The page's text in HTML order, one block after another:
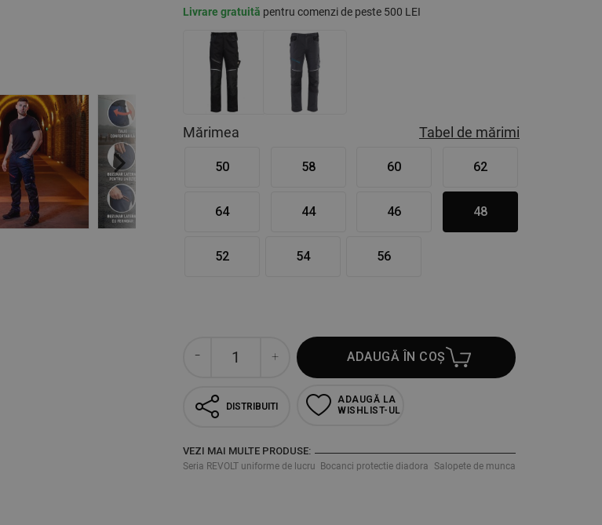
Next
Livrare gratuită pentru comenzi de peste 500 LEI
Mărimea Tabel de mărimi
50 58 60 62
64 44 46 48
52 54 56
ADAUGĂ ÎN COȘ
DISTRIBUITI
ADAUGĂ LA
WISHLIST-UL
VEZI MAI MULTE PRODUSE:
Seria REVOLT uniforme de lucru Bocanci protectie diadora Salopete de munca